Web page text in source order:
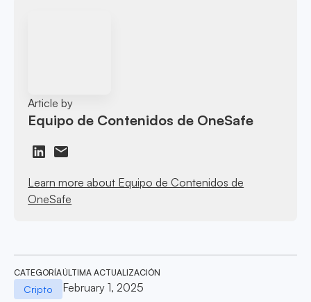
Article by
Equipo de Contenidos de OneSafe
Learn more about Equipo de Contenidos de
OneSafe
CATEGORÍA
Cripto
ÚLTIMA ACTUALIZACIÓN
February 1, 2025